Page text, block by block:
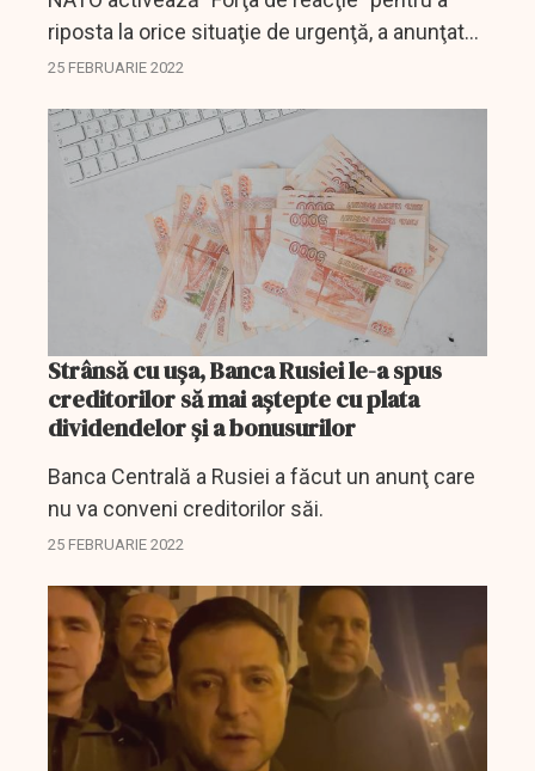
riposta la orice situaţie de urgenţă, a anunţat
secretarul general al NATO.
25 FEBRUARIE 2022
Strânsă cu uşa, Banca Rusiei le-a spus
creditorilor să mai aştepte cu plata
dividendelor şi a bonusurilor
Banca Centrală a Rusiei a făcut un anunţ care
nu va conveni creditorilor săi.
25 FEBRUARIE 2022